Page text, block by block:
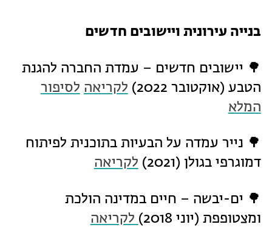
בנייה עירונית ויישובים חדשים
🌳 יישובים חדשים – עמדת החברה להגנת
הטבע (אוקטובר 2022)
לקריאה לסיפור
המלא
🌳 נייר עמדה על הבעיות בתוכנית לפיתוח
דמוגרפי בגולן (2021)
לקריאה
🌳 ים-יבשה – חיים במדינה הולכת
ומצטופפת (יוני 2018)
לקריאה